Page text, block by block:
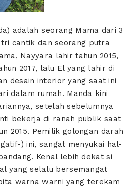
adalah seorang Mama dari 3
cantik dan seorang putra
Nayyara lahir tahun 2015,
2017, lalu El yang lahir di
desain interior yang saat ini
dalam rumah. Manda kini
setelah sebelumnya
bekerja di ranah publik saat
2015. Pemilik golongan darah
) ini, sangat menyukai hal-
Kenal lebih dekat si
yang selalu bersemangat
warna warni yang terekam